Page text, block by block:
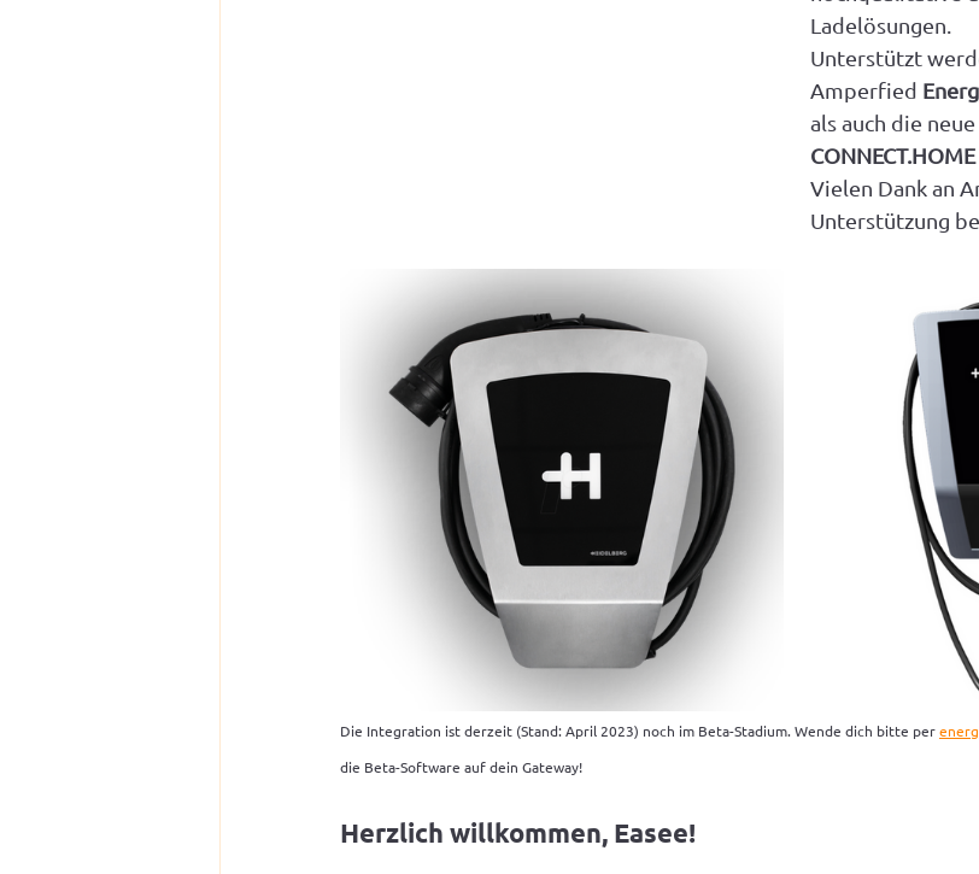
Ladelösungen.
Unterstützt
Amperfied
als auch die
CONNECT.HOME
Vielen Dank an
Unterstützung
Die Integration ist derzeit (Stand: April 2023) noch im Beta-Stadium. Wende dich bitte per
die Beta-Software auf dein Gateway!
Herzlich willkommen, Easee!